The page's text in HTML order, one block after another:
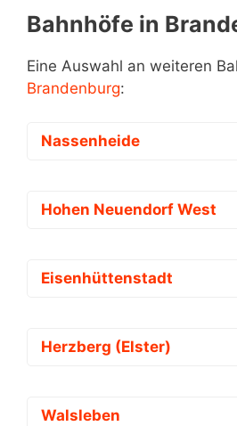
Bahnhöfe in
Eine Auswahl an weiteren
Brandenburg:
Nassenheide
Hohen Neuendorf West
Eisenhüttenstadt
Herzberg (Elster)
Walsleben